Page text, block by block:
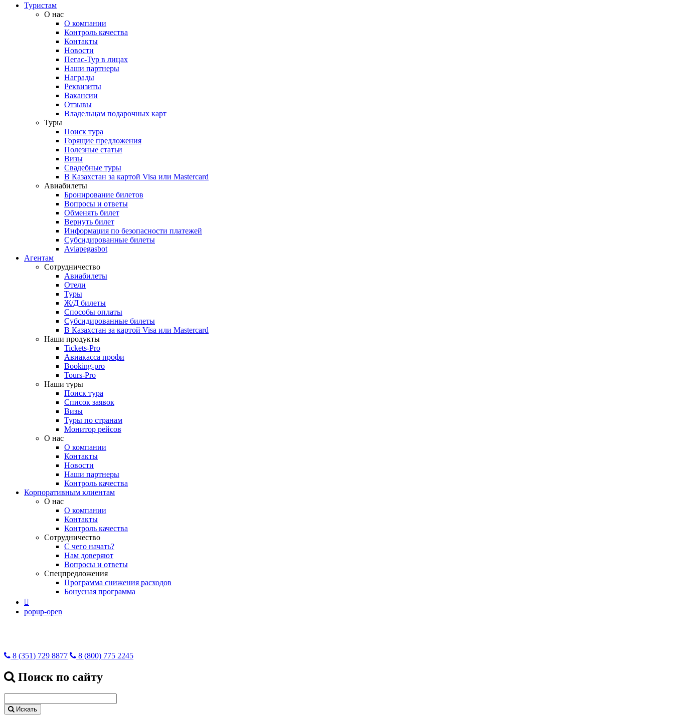
Туристам
О нас
О компании
Контроль качества
Контакты
Новости
Пегас-Тур в лицах
Наши партнеры
Награды
Реквизиты
Вакансии
Отзывы
Владельцам подарочных карт
Туры
Поиск тура
Горящие предложения
Полезные статьи
Визы
Свадебные туры
В Казахстан за картой Visa или Masterсard
Авиабилеты
Бронирование билетов
Вопросы и ответы
Обменять билет
Вернуть билет
Информация по безопасности платежей
Субсидированные билеты
Aviapegasbot
Агентам
Сотрудничество
Авиабилеты
Отели
Туры
Ж/Д билеты
Способы оплаты
Субсидированные билеты
В Казахстан за картой Visa или Masterсard
Наши продукты
Tickets-Pro
Авиакасса профи
Booking-pro
Tours-Pro
Наши туры
Поиск тура
Список заявок
Визы
Туры по странам
Монитор рейсов
О нас
О компании
Контакты
Новости
Наши партнеры
Контроль качества
Корпоративным клиентам
О нас
О компании
Контакты
Контроль качества
Сотрудничество
С чего начать?
Нам доверяют
Вопросы и ответы
Спецпредложения
Программа снижения расходов
Бонусная программа

popup-open
8 (351) 729 8877 8 (800) 775 2245
Поиск по сайту
Искать